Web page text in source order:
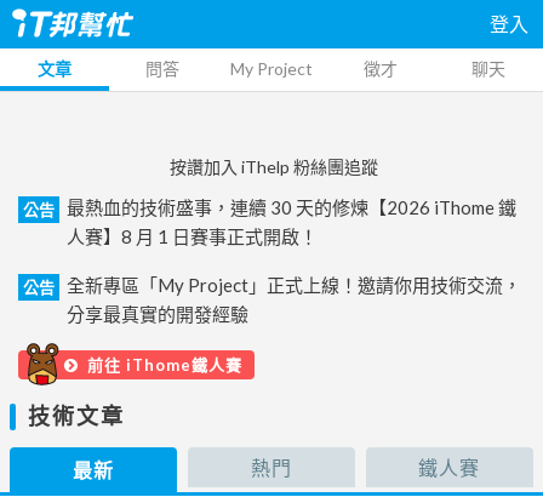
登入
文章 問答 My Project 徵才 聊天
按讚加入 iThelp 粉絲團追蹤
公告
最熱血的技術盛事，連續 30 天的修煉【2026 iThome 鐵
人賽】8 月 1 日賽事正式開啟！
公告
全新專區「My Project」正式上線！邀請你用技術交流，
分享最真實的開發經驗
前往 iThome鐵人賽
技術文章
最新 熱門 鐵人賽